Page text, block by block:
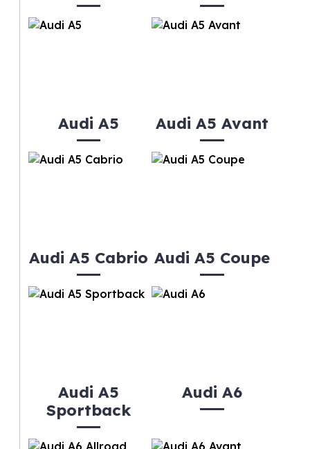
Audi A5 Audi A5 Avant
Audi A5 Cabrio Audi A5 Coupe
Audi A5
Sportback
Audi A6